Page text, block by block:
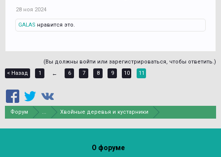
28 ноя 2024
GALAS нравится это.
(Вы должны войти или зарегистрироваться, чтобы ответить.)
< Назад
1 ← 6 7 8 9 10 11
Форум ... Хвойные деревья и кустарники
О форуме